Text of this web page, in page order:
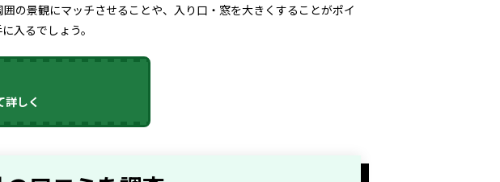
の景観にマッチさせることや、入り口・窓を大きくすることがポイ
入るでしょう。
しく